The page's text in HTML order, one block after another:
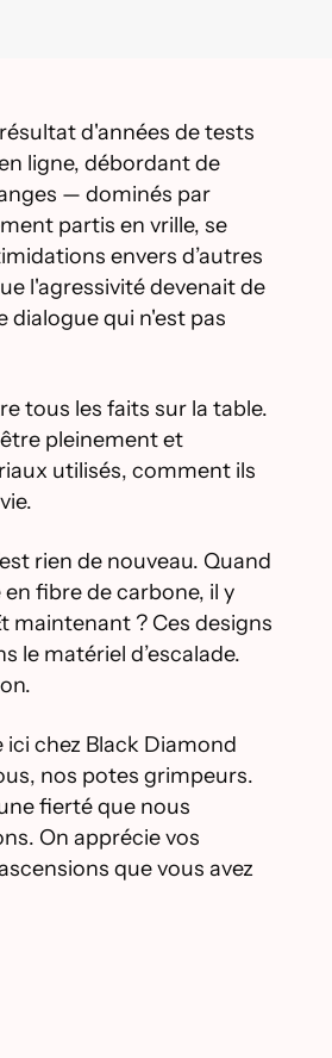
d'années de tests
ligne, débordant de
— dominés par
partis en vrille, se
envers d’autres
l'agressivité devenait de
dialogue qui n'est pas
tous les faits sur la table.
pleinement et
utilisés, comment ils
rien de nouveau. Quand
fibre de carbone, il y
maintenant ? Ces designs
le matériel d’escalade.
chez Black Diamond
nos potes grimpeurs.
fierté que nous
On apprécie vos
que vous avez